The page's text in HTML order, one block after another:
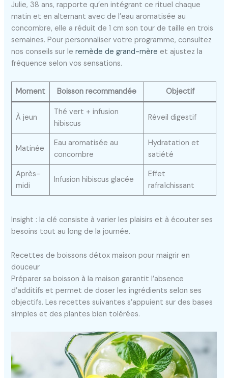
Julie, 38 ans, rapporte qu’en intégrant ce rituel chaque
matin et en alternant avec de l’eau aromatisée au
concombre, elle a réduit de 1 cm son tour de taille en trois
semaines. Pour personnaliser votre programme, consultez
nos conseils sur leremède de grand-mère et ajustez la
fréquence selon vos sensations.
Moment Boisson recommandée Objectif
À jeun
Thé vert + infusion
hibiscus
Réveil digestif
Matinée
Eau aromatisée au
concombre
Hydratation et
satiété
Après-
midi
Infusion hibiscus glacée
Effet
rafraîchissant
Insight : la clé consiste à varier les plaisirs et à écouter ses
besoins tout au long de la journée.
Recettes de boissons détox maison pour maigrir en
douceur
Préparer sa boisson à la maison garantit l’absence
d’additifs et permet de doser les ingrédients selon ses
objectifs. Les recettes suivantes s’appuient sur des bases
simples et des plantes bien tolérées.